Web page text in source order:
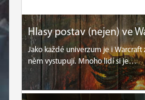
Hlasy postav (nejen) ve
Jako každé univerzum je i
něm vystupují. Mnoho lidí si je…